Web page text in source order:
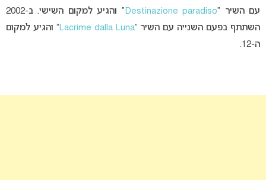
עם השיר “Destinazione paradiso
” והגיע למקום השישי. ב-2002
השתתף בפעם השנייה עם השיר “Lacrime dalla Luna” והגיע למקום
ה-12.